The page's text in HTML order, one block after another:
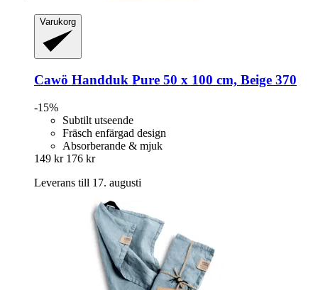
Varukorg
Cawö Handduk Pure 50 x 100 cm, Beige 370
-15%
Subtilt utseende
Fräsch enfärgad design
Absorberande & mjuk
149 kr 176 kr
Leverans till 17. augusti